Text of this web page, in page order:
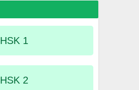
HSK 1
HSK 2